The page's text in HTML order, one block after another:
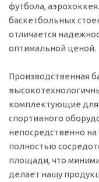
футбола,
баскетбольных
отличается
оптимальной ценой.
Производственная
комплектующие для
спортивного
непосредственно
полностью
площади, что
делает нашу